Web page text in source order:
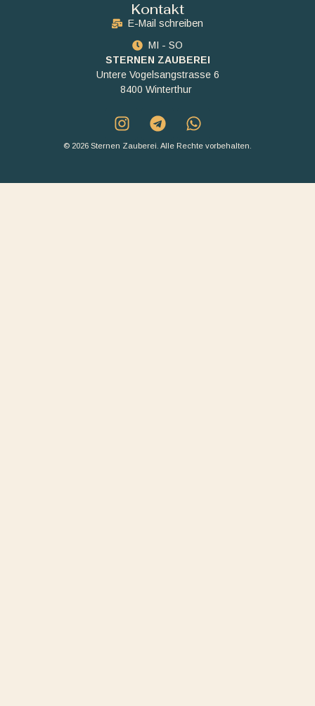
Kontakt
E-Mail schreiben
MI - SO
STERNEN ZAUBEREI
Untere Vogelsangstrasse 6
8400 Winterthur
© 2026 Sternen Zauberei. Alle Rechte vorbehalten.